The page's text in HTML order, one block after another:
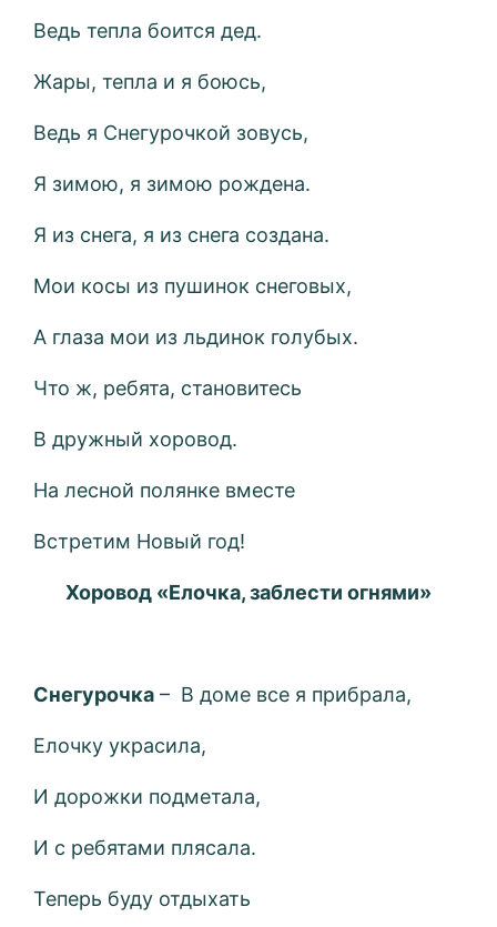
Ведь тепла боится дед.
Жары, тепла и я боюсь,
Ведь я Снегурочкой зовусь,
Я зимою, я зимою рождена.
Я из снега, я из снега создана.
Мои косы из пушинок снеговых,
А глаза мои из льдинок голубых.
Что ж, ребята, становитесь
В дружный хоровод.
На лесной полянке вместе
Встретим Новый год!
Хоровод «Елочка, заблести огнями»
Снегурочка – В доме все я прибрала,
Елочку украсила,
И дорожки подметала,
И с ребятами плясала.
Теперь буду отдыхать